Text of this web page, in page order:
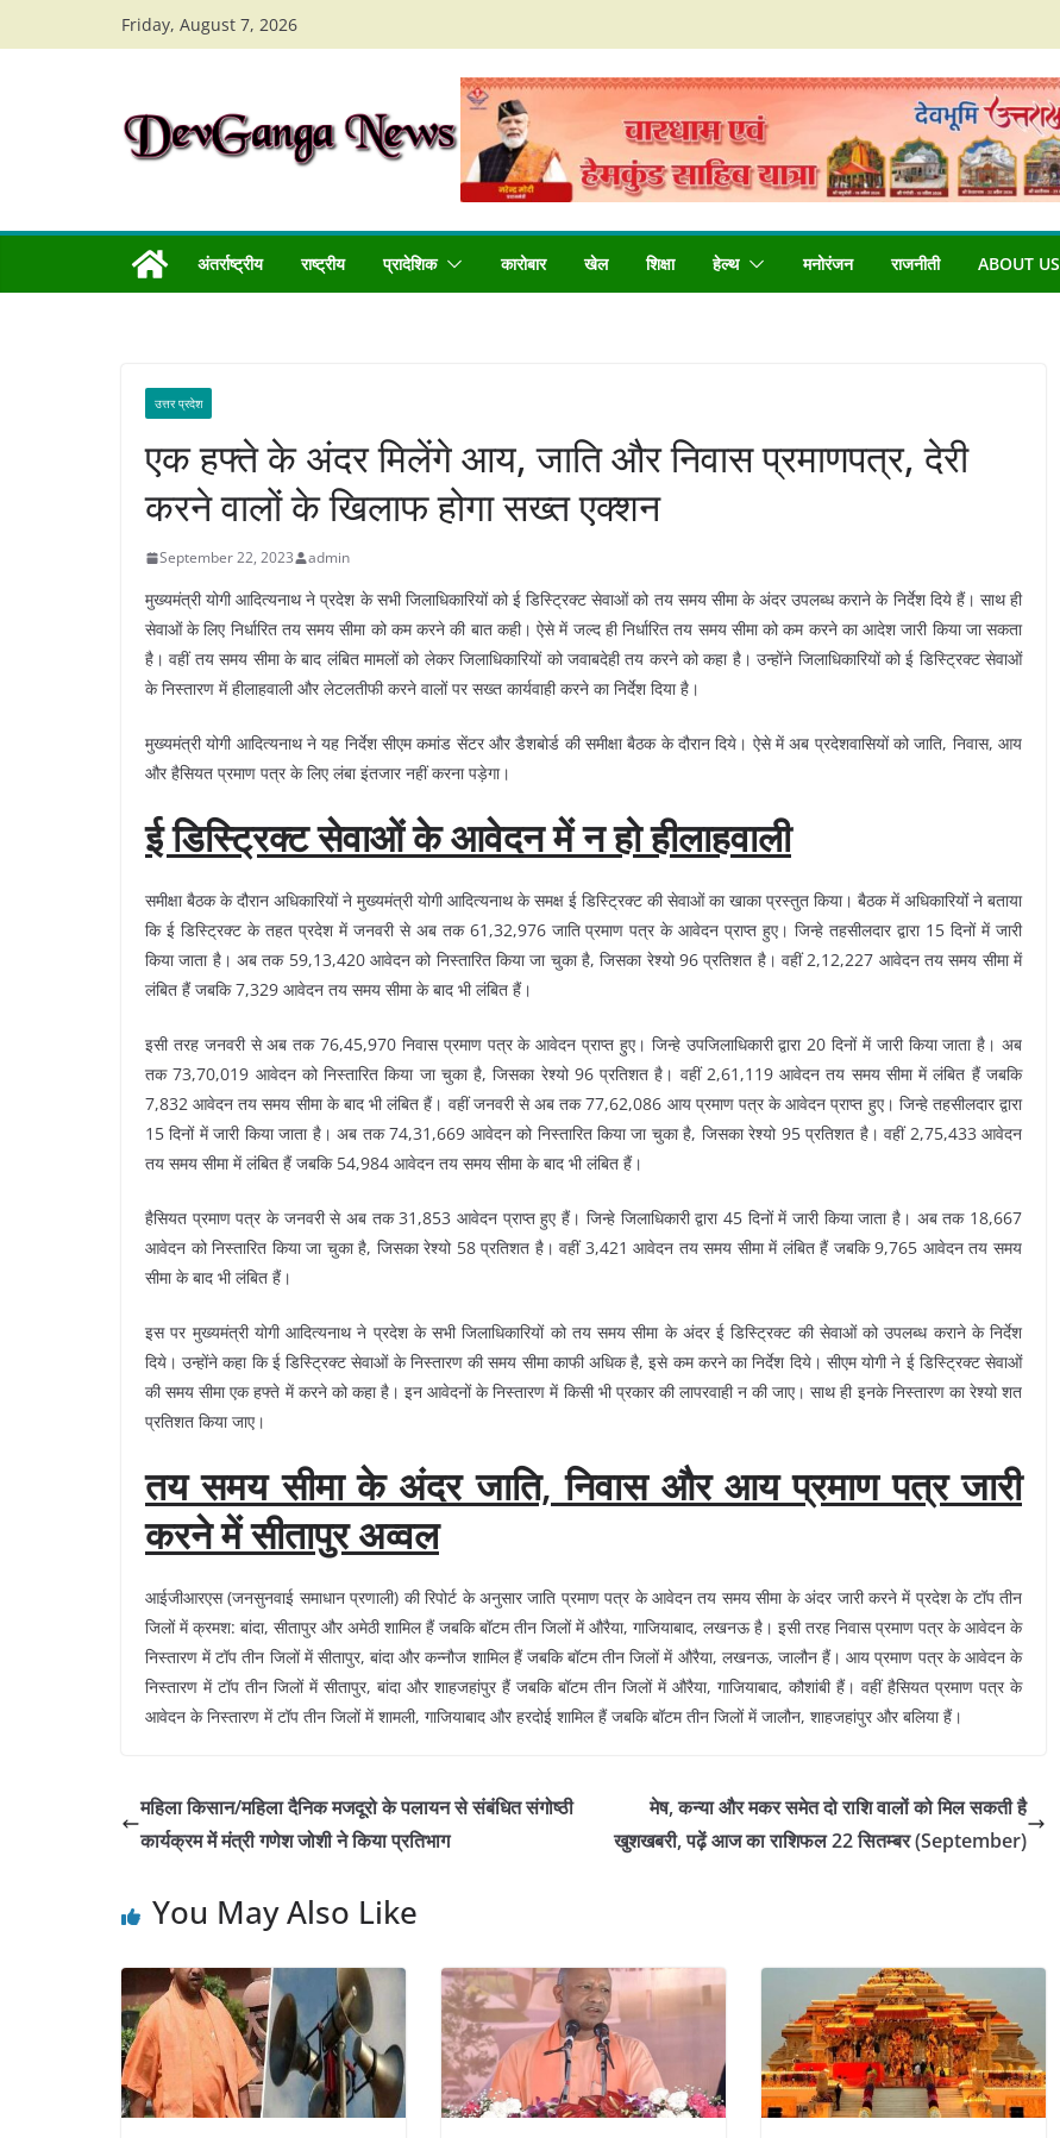
to
Friday, August 7, 2026
अंतर्राष्ट्रीय राष्ट्रीय प्रादेशिक कारोबार खेल शिक्षा हेल्थ मनोरंजन राजनीती ABOUT US
उत्तर प्रदेश
एक हफ्ते के अंदर मिलेंगे आय, जाति और निवास प्रमाणपत्र, देरी
करने वालों के खिलाफ होगा सख्त एक्शन
September 22, 2023 admin
मुख्यमंत्री योगी आदित्यनाथ ने प्रदेश के सभी जिलाधिकारियों को ई डिस्ट्रिक्ट सेवाओं को तय समय सीमा के अंदर उपलब्ध कराने के निर्देश दिये हैं। साथ ही
सेवाओं के लिए निर्धारित तय समय सीमा को कम करने की बात कही। ऐसे में जल्द ही निर्धारित तय समय सीमा को कम करने का आदेश जारी किया जा सकता
है। वहीं तय समय सीमा के बाद लंबित मामलों को लेकर जिलाधिकारियों को जवाबदेही तय करने को कहा है। उन्होंने जिलाधिकारियों को ई डिस्ट्रिक्ट सेवाओं
के निस्तारण में हीलाहवाली और लेटलतीफी करने वालों पर सख्त कार्यवाही करने का निर्देश दिया है।
मुख्यमंत्री योगी आदित्यनाथ ने यह निर्देश सीएम कमांड सेंटर और डैशबोर्ड की समीक्षा बैठक के दौरान दिये। ऐसे में अब प्रदेशवासियों को जाति, निवास, आय
और हैसियत प्रमाण पत्र के लिए लंबा इंतजार नहीं करना पड़ेगा।
ई डिस्ट्रिक्ट सेवाओं के आवेदन में न हो हीलाहवाली
समीक्षा बैठक के दौरान अधिकारियों ने मुख्यमंत्री योगी आदित्यनाथ के समक्ष ई डिस्ट्रिक्ट की सेवाओं का खाका प्रस्तुत किया। बैठक में अधिकारियोंं ने बताया
कि ई डिस्ट्रिक्ट के तहत प्रदेश में जनवरी से अब तक 61,32,976 जाति प्रमाण पत्र के आवेदन प्राप्त हुए। जिन्हे तहसीलदार द्वारा 15 दिनों में जारी
किया जाता है। अब तक 59,13,420 आवेदन को निस्तारित किया जा चुका है, जिसका रेश्यो 96 प्रतिशत है। वहीं 2,12,227 आवेदन तय समय सीमा में
लंबित हैं जबकि 7,329 आवेदन तय समय सीमा के बाद भी लंबित हैं।
इसी तरह जनवरी से अब तक 76,45,970 निवास प्रमाण पत्र के आवेदन प्राप्त हुए। जिन्हे उपजिलाधिकारी द्वारा 20 दिनों में जारी किया जाता है। अब
तक 73,70,019 आवेदन को निस्तारित किया जा चुका है, जिसका रेश्यो 96 प्रतिशत है। वहीं 2,61,119 आवेदन तय समय सीमा में लंबित हैं जबकि
7,832 आवेदन तय समय सीमा के बाद भी लंबित हैं। वहीं जनवरी से अब तक 77,62,086 आय प्रमाण पत्र के आवेदन प्राप्त हुए। जिन्हे तहसीलदार द्वारा
15 दिनों में जारी किया जाता है। अब तक 74,31,669 आवेदन को निस्तारित किया जा चुका है, जिसका रेश्यो 95 प्रतिशत है। वहीं 2,75,433 आवेदन
तय समय सीमा में लंबित हैं जबकि 54,984 आवेदन तय समय सीमा के बाद भी लंबित हैं।
हैसियत प्रमाण पत्र के जनवरी से अब तक 31,853 आवेदन प्राप्त हुए हैं। जिन्हे जिलाधिकारी द्वारा 45 दिनों में जारी किया जाता है। अब तक 18,667
आवेदन को निस्तारित किया जा चुका है, जिसका रेश्यो 58 प्रतिशत है। वहीं 3,421 आवेदन तय समय सीमा में लंबित हैं जबकि 9,765 आवेदन तय समय
सीमा के बाद भी लंबित हैं।
इस पर मुख्यमंत्री योगी आदित्यनाथ ने प्रदेश के सभी जिलाधिकारियों को तय समय सीमा के अंदर ई डिस्ट्रिक्ट की सेवाओं को उपलब्ध कराने के निर्देश
दिये। उन्होंने कहा कि ई डिस्ट्रिक्ट सेवाओं के निस्तारण की समय सीमा काफी अधिक है, इसे कम करने का निर्देश दिये। सीएम योगी ने ई डिस्ट्रिक्ट सेवाओं
की समय सीमा एक हफ्ते में करने को कहा है। इन आवेदनों के निस्तारण में किसी भी प्रकार की लापरवाही न की जाए। साथ ही इनके निस्तारण का रेश्यो शत
प्रतिशत किया जाए।
तय समय सीमा के अंदर जाति, निवास और आय प्रमाण पत्र जारी
करने में सीतापुर अव्वल
आईजीआरएस (जनसुनवाई समाधान प्रणाली) की रिपोर्ट के अनुसार जाति प्रमाण पत्र के आवेदन तय समय सीमा के अंदर जारी करने में प्रदेश के टॉप तीन
जिलों में क्रमश: बांदा, सीतापुर और अमेठी शामिल हैं जबकि बॉटम तीन जिलों में औरैया, गाजियाबाद, लखनऊ है। इसी तरह निवास प्रमाण पत्र के आवेदन के
निस्तारण में टॉप तीन जिलों में सीतापुर, बांदा और कन्नौज शामिल हैं जबकि बॉटम तीन जिलों में औरैया, लखनऊ, जालौन हैं। आय प्रमाण पत्र के आवेदन के
निस्तारण में टॉप तीन जिलों में सीतापुर, बांदा और शाहजहांपुर हैं जबकि बॉटम तीन जिलों में औरैया, गाजियाबाद, कौशांबी हैं। वहीं हैसियत प्रमाण पत्र के
आवेदन के निस्तारण में टॉप तीन जिलों में शामली, गाजियाबाद और हरदोई शामिल हैं जबकि बॉटम तीन जिलों में जालौन, शाहजहांपुर और बलिया हैं।
महिला किसान/महिला दैनिक मजदूरो के पलायन से संबंधित संगोष्ठी
कार्यक्रम में मंत्री गणेश जोशी ने किया प्रतिभाग
मेष, कन्या और मकर समेत दो राशि वालों को मिल सकती है
खुशखबरी, पढ़ें आज का राशिफल 22 सितम्बर (September)
You May Also Like